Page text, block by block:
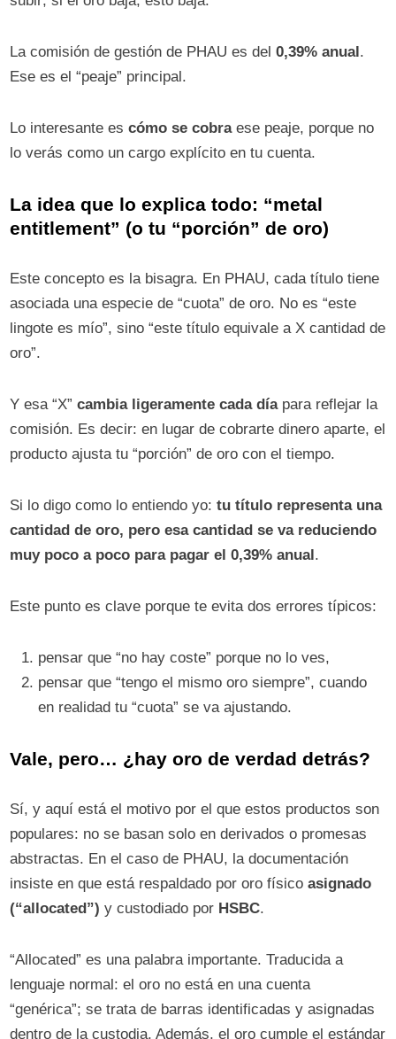
La comisión de gestión de PHAU es del0,39% anual.
Ese es el “peaje” principal.
Lo interesante escómo se cobraese peaje, porque no
lo verás como un cargo explícito en tu cuenta.
La idea que lo explica todo: “metal
entitlement” (o tu “porción” de oro)
Este concepto es la bisagra. En PHAU, cada título tiene
asociada una especie de “cuota” de oro. No es “este
lingote es mío”, sino “este título equivale a X cantidad de
oro”.
Y esa “X”cambia ligeramente cada díapara reflejar la
comisión. Es decir: en lugar de cobrarte dinero aparte, el
producto ajusta tu “porción” de oro con el tiempo.
Si lo digo como lo entiendo yo:tu título representa una
cantidad de oro, pero esa cantidad se va reduciendo
muy poco a poco para pagar el 0,39% anual.
Este punto es clave porque te evita dos errores típicos:
pensar que “no hay coste” porque no lo ves,
pensar que “tengo el mismo oro siempre”, cuando
en realidad tu “cuota” se va ajustando.
Vale, pero… ¿hay oro de verdad detrás?
Sí, y aquí está el motivo por el que estos productos son
populares: no se basan solo en derivados o promesas
abstractas. En el caso de PHAU, la documentación
insiste en que está respaldado por oro físicoasignado
(“allocated”) y custodiado por HSBC.
“Allocated” es una palabra importante. Traducida a
lenguaje normal: el oro no está en una cuenta
“genérica”; se trata de barras identificadas y asignadas
dentro de la custodia. Además, el oro cumple el estándar